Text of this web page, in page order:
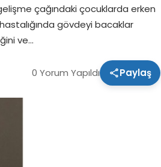
çağındaki çocuklarda erken
gövdeyi bacaklar
ve…
0 Yorum Yapıldı Paylaş